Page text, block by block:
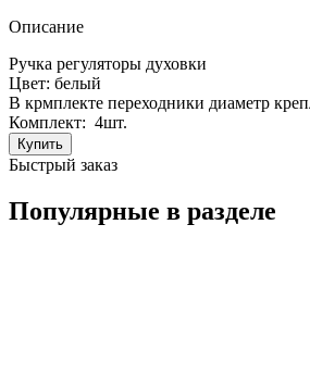
Описание
Ручка регуляторы духовки
Цвет: белый
В крмплекте переходники диаметр
Комплект: 4шт.
Купить
Быстрый заказ
Популярные в разделе